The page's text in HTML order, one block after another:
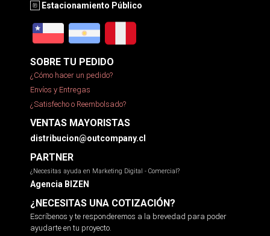
Estacionamiento Público
SOBRE TU PEDIDO
¿Cómo hacer un pedido?
Envíos y Entregas
¿Satisfecho o Reembolsado?
VENTAS MAYORISTAS
distribucion@outcompany.cl
PARTNER
¿Necesitas ayuda en Marketing Digital - Comercial?
Agencia BIZEN
¿NECESITAS UNA COTIZACIÓN?
Escríbenos y te responderemos a la brevedad para poder
ayudarte en tu proyecto.